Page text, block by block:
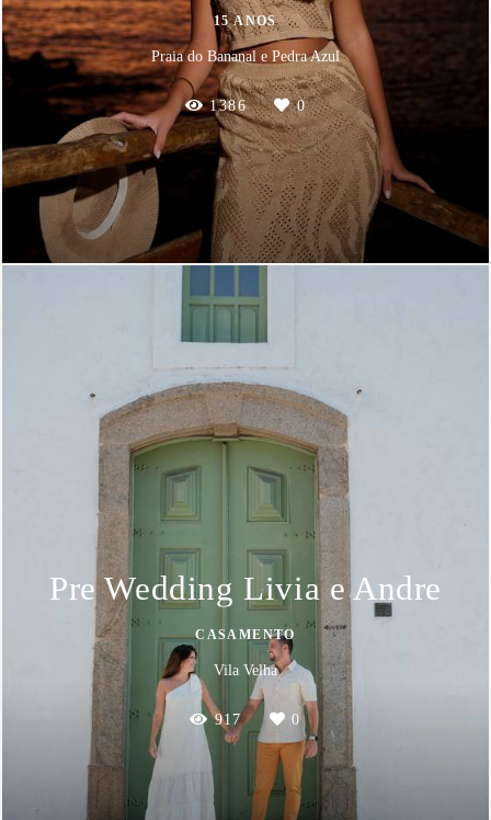
15 ANOS
Praia do Bananal e Pedra Azul
1386 0
Pre Wedding Livia e Andre
CASAMENTO
Vila Velha
917 0